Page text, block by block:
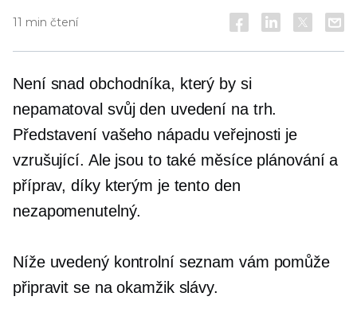
11 min čtení
Není snad obchodníka, který by si
nepamatoval svůj den uvedení na trh.
Představení vašeho nápadu veřejnosti je
vzrušující. Ale jsou to také měsíce plánování a
příprav, díky kterým je tento den
nezapomenutelný.
Níže uvedený kontrolní seznam vám pomůže
připravit se na okamžik slávy.